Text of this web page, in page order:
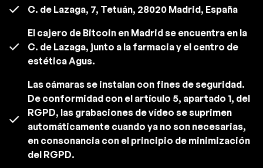
C. de Lazaga, 7, Tetuán, 28020 Madrid, España
El cajero de Bitcoin en Madrid se encuentra en la
C. de Lazaga, junto a la farmacia y el centro de
estética Agus.
Las cámaras se instalan con fines de seguridad.
De conformidad con el artículo 5, apartado 1, del
RGPD, las grabaciones de vídeo se suprimen
automáticamente cuando ya no son necesarias,
en consonancia con el principio de minimización
del RGPD.